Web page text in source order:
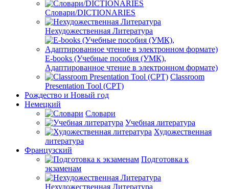
Словари/DICTIONARIES
Нехудожественная Литература
E-books (Учебные пособия (УМК),
Адаптированное чтение в электронном формате)
Classroom
Presentation Tool (CPT)
Рождество и Новый год
Немецкий
Словари
Учебная литература
Художественная
литература
Французский
Подготовка к
экзаменам
Нехудожественная Литература